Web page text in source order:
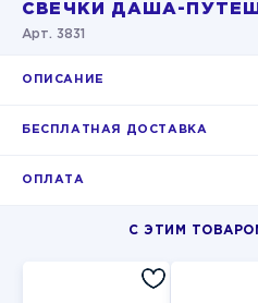
СВЕЧКИ ДАША-
Арт. 3831
ОПИСАНИЕ
БЕСПЛАТНАЯ ДОСТАВКА
ОПЛАТА
С ЭТИМ